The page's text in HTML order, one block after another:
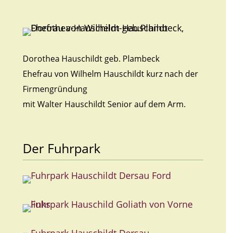
Dorothea Hauschildt geb. Plambeck
Ehefrau von Wilhelm Hauschildt kurz nach der
Firmengründung
mit Walter Hauschildt Senior auf dem Arm.
Der Fuhrpark